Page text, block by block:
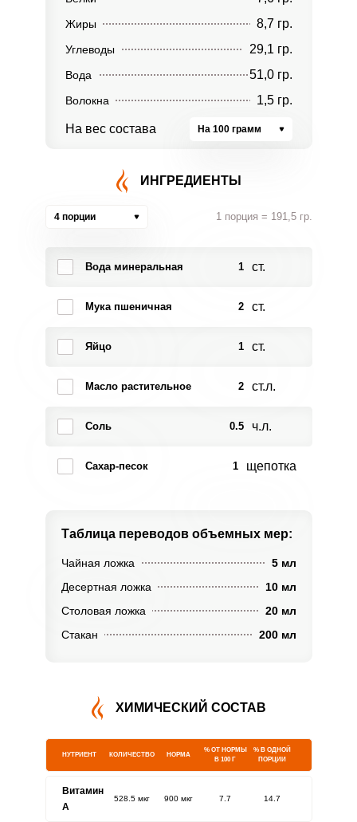
Жиры 8,7 гр.
Углеводы 29,1 гр.
Вода 51,0 гр.
Волокна 1,5 гр.
На вес состава На 100 грамм
ИНГРЕДИЕНТЫ
4 порции 1 порция = 191,5 гр.
Вода минеральная 1 ст.
Мука пшеничная 2 ст.
Яйцо 1 ст.
Масло растительное 2 ст.л.
Соль 0.5 ч.л.
Сахар-песок 1 щепотка
Таблица переводов объемных мер:
Чайная ложка
5 мл
Десертная ложка
10 мл
Столовая ложка
20 мл
Стакан
200 мл
ХИМИЧЕСКИЙ СОСТАВ
НУТРИЕНТ КОЛИЧЕСТВО НОРМА
% ОТ НОРМЫ
В 100 Г
% В ОДНОЙ
ПОРЦИИ
Витамин
A
528.5 мкг 900 мкг 7.7 14.7